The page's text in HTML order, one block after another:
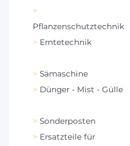
Pflanzenschutztechnik
Erntetechnik
Sämaschine
Dünger - Mist - Gülle
Sonderposten
Ersatzteile für